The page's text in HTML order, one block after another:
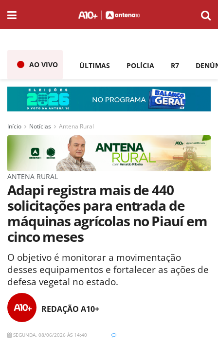
AO VIVO ÚLTIMAS POLÍCIA R7
Início Notícias Antena Rural
ANTENA RURAL
Adapi registra mais de 440
solicitações para entrada de
máquinas agrícolas no Piauí em
cinco meses
O objetivo é monitorar a movimentação
desses equipamentos e fortalecer as ações de
defesa vegetal no estado.
REDAÇÃO A10+
SEGUNDA, 08/06/2026 ÀS 14:40